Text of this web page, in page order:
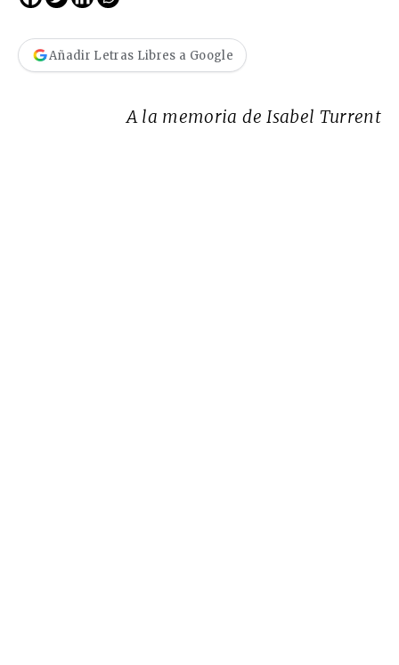
Añadir Letras Libres a Google
A la memoria de Isabel Turrent